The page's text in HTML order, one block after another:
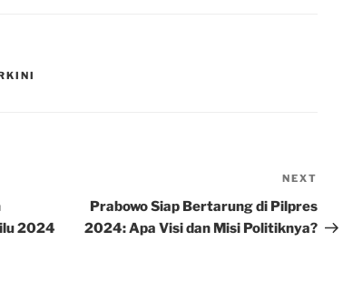
2024
Post
NEXT
Prabowo Siap Bertarung di Pilpres
2024: Apa Visi dan Misi Politiknya?